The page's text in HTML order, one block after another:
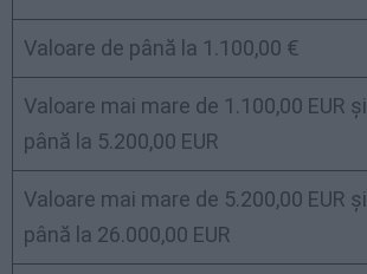
Valoare de până la 1.100,00 €
Valoare mai mare de 1.100,00 EUR și
până la 5.200,00 EUR
Valoare mai mare de 5.200,00 EUR și
până la 26.000,00 EUR